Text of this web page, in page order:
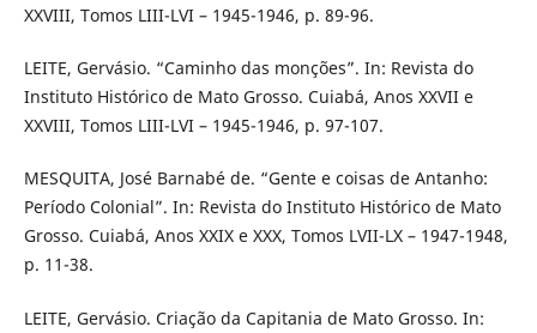
XXVIII, Tomos LIII-LVI – 1945-1946, p. 89-96.
LEITE, Gervásio. “Caminho das monções”. In: Revista do
Instituto Histórico de Mato Grosso. Cuiabá, Anos XXVII e
XXVIII, Tomos LIII-LVI – 1945-1946, p. 97-107.
MESQUITA, José Barnabé de. “Gente e coisas de Antanho:
Período Colonial”. In: Revista do Instituto Histórico de Mato
Grosso. Cuiabá, Anos XXIX e XXX, Tomos LVII-LX – 1947-1948,
p. 11-38.
LEITE, Gervásio. Criação da Capitania de Mato Grosso. In: